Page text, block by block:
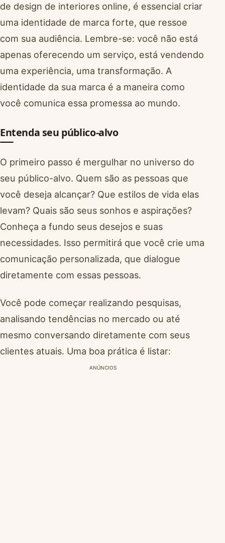
de design de interiores online, é essencial criar
uma identidade de marca forte, que ressoe
com sua audiência. Lembre-se: você não está
apenas oferecendo um serviço, está vendendo
uma experiência, uma transformação. A
identidade da sua marca é a maneira como
você comunica essa promessa ao mundo.
Entenda seu público-alvo
O primeiro passo é mergulhar no universo do
seu público-alvo. Quem são as pessoas que
você deseja alcançar? Que estilos de vida elas
levam? Quais são seus sonhos e aspirações?
Conheça a fundo seus desejos e suas
necessidades. Isso permitirá que você crie uma
comunicação personalizada, que dialogue
diretamente com essas pessoas.
Você pode começar realizando pesquisas,
analisando tendências no mercado ou até
mesmo conversando diretamente com seus
clientes atuais. Uma boa prática é listar:
ANÚNCIOS